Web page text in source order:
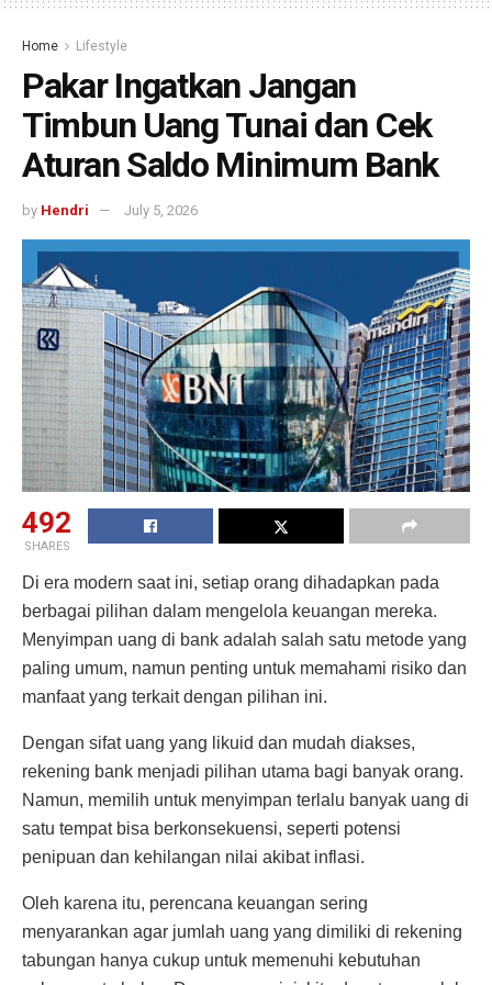
Home Lifestyle
Pakar Ingatkan Jangan
Timbun Uang Tunai dan Cek
Aturan Saldo Minimum Bank
by Hendri July 5, 2026
492
SHARES
Di era modern saat ini, setiap orang dihadapkan pada
berbagai pilihan dalam mengelola keuangan mereka.
Menyimpan uang di bank adalah salah satu metode yang
paling umum, namun penting untuk memahami risiko dan
manfaat yang terkait dengan pilihan ini.
Dengan sifat uang yang likuid dan mudah diakses,
rekening bank menjadi pilihan utama bagi banyak orang.
Namun, memilih untuk menyimpan terlalu banyak uang di
satu tempat bisa berkonsekuensi, seperti potensi
penipuan dan kehilangan nilai akibat inflasi.
Oleh karena itu, perencana keuangan sering
menyarankan agar jumlah uang yang dimiliki di rekening
tabungan hanya cukup untuk memenuhi kebutuhan